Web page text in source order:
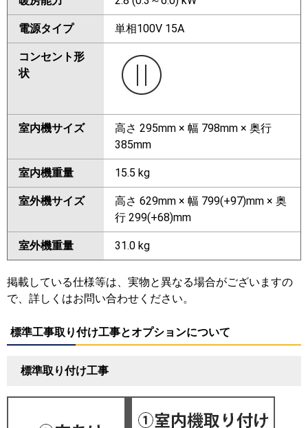
電源タイプ 単相100V 15A
コンセント形
状
室内機サイズ
高さ 295mm × 幅 798mm × 奥行
385mm
室内機重量 15.5 kg
室外機サイズ
高さ 629mm × 幅 799(+97)mm × 奥
行 299(+68)mm
室外機重量 31.0 kg
掲載している仕様等は、実物と異なる場合がございますの
で、詳しくはお問い合わせください。
標準工事取り付け工事とオプションについて
標準取り付け工事